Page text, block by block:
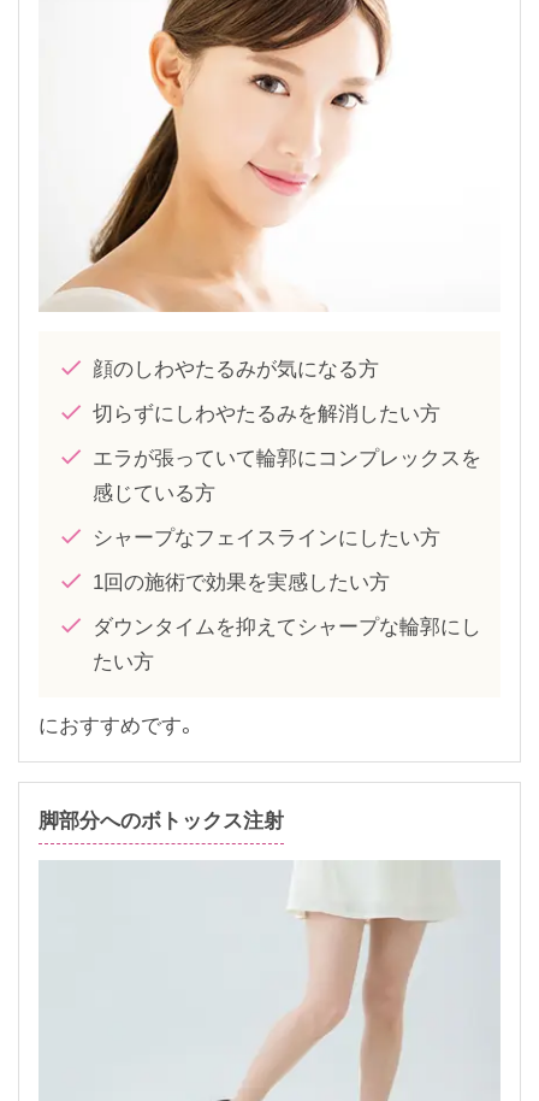
顔のしわやたるみが気になる方
切らずにしわやたるみを解消したい方
エラが張っていて輪郭にコンプレックスを
感じている方
シャープなフェイスラインにしたい方
1回の施術で効果を実感したい方
ダウンタイムを抑えてシャープな輪郭にし
たい方
におすすめです。
脚部分へのボトックス注射